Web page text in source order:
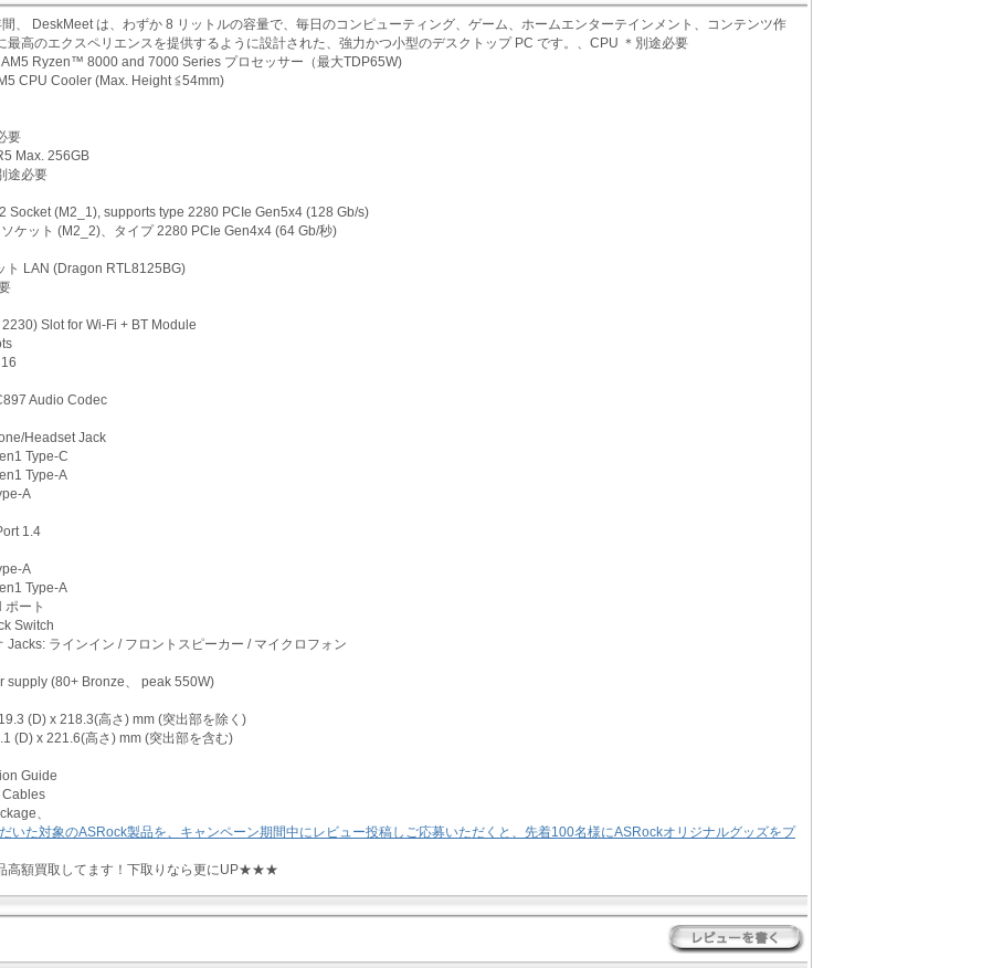
、 DeskMeet は、わずか 8 リットルの容量で、毎日のコンピューティング、ゲーム、ホームエンターテインメント、コンテンツ作
最高のエクスペリエンスを提供するように設計された、強力かつ小型のデスクトップ PC です。、CPU ＊別途必要
Ryzen™ 8000 and 7000 Series プロセッサー（最大TDP65W)
CPU Cooler (Max. Height ≦54mm)
要
Max. 256GB
途必要
Socket (M2_1), supports type 2280 PCIe Gen5x4 (128 Gb/s)
ケット (M2_2)、タイプ 2280 PCIe Gen4x4 (64 Gb/秒)
LAN (Dragon RTL8125BG)
Slot for Wi-Fi + BT Module
Audio Codec
Headset Jack
Type-C
Type-A
A
1.4
A
Type-A
ポート
Switch
Jacks: ラインイン / フロントスピーカー / マイクロフォン
(80+ Bronze、 peak 550W)
(D) x 218.3(高さ) mm (突出部を除く)
(D) x 221.6(高さ) mm (突出部を含む)
Guide
Cables
、
額買取してます！下取りなら更にUP★★★